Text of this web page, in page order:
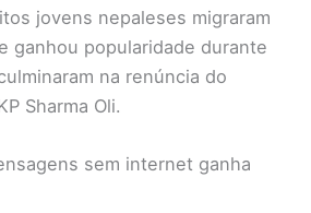
jovens nepaleses migraram
ganhou popularidade durante
na renúncia do
Sharma Oli.
sem internet ganha